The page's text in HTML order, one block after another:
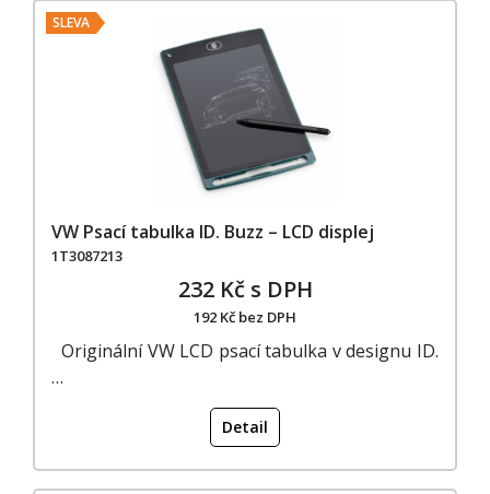
SLEVA
VW Psací tabulka ID. Buzz – LCD displej
1T3087213
232 Kč s DPH
192 Kč bez DPH
Originální VW LCD psací tabulka v designu ID.
…
Detail